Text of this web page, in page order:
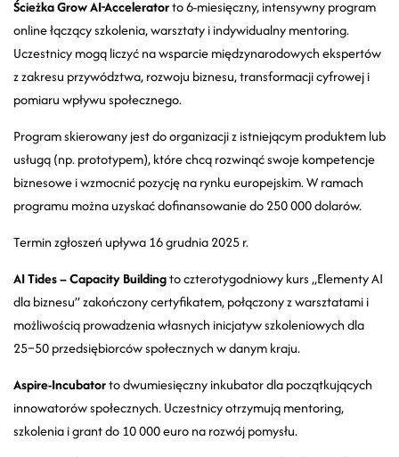
Ścieżka Grow AI-Acceleratorto 6-miesięczny, intensywny program
online łączący szkolenia, warsztaty i indywidualny mentoring.
Uczestnicy mogą liczyć na wsparcie międzynarodowych ekspertów
z zakresu przywództwa, rozwoju biznesu, transformacji cyfrowej i
pomiaru wpływu społecznego.
Program skierowany jest do organizacji z istniejącym produktem lub
usługą (np. prototypem), które chcą rozwinąć swoje kompetencje
biznesowe i wzmocnić pozycję na rynku europejskim. W ramach
programu można uzyskać dofinansowanie do 250 000 dolarów.
Termin zgłoszeń upływa 16 grudnia 2025 r.
AI Tides – Capacity Buildingto czterotygodniowy kurs „Elementy AI
dla biznesu” zakończony certyfikatem, połączony z warsztatami i
możliwością prowadzenia własnych inicjatyw szkoleniowych dla
25–50 przedsiębiorców społecznych w danym kraju.
Aspire-Incubatorto dwumiesięczny inkubator dla początkujących
innowatorów społecznych. Uczestnicy otrzymują mentoring,
szkolenia i grant do 10 000 euro na rozwój pomysłu.